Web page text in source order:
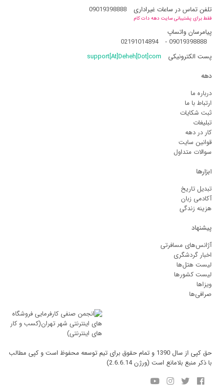
تلفن تماس در ساعات غیراداری 09019398888
فقط برای پشتیبانی سایت دهه دات کام
پیامرسان واتساپ
09019398888
-
02191014894
پست الکترونیکی
support[At]Deheh[Dot]com
دهه
درباره ما
ارتباط با ما
ثبت شکایات
تبلیغات
کار در دهه
قوانین سایت
سوالات متداول
ابزارها
تبدیل تاریخ
آکادمی زبان
هزینه زندگی
پیشنهاد
آژانس‌های مسافرتی
اخبار گردشگری
لیست هتل‌ها
لیست کشورها
ویزاها
صرافی‌ها
حق کپی از سال 1390 و تمام حقوق برای تیم توسعه محفوظ است و کپی مطالب
با ذکر منبع بلامانع است (ورژن 2.6.6.14)